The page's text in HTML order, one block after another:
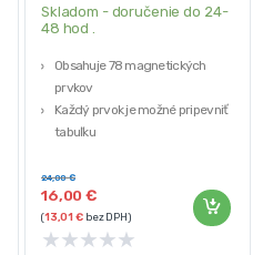
Skladom - doručenie do 24-
48 hod .
Obsahuje 78 magnetických
prvkov
Každý prvok je možné pripevniť na
tabuľku
špecifické
Sada obsahuje aj drevený telefón
Farba: modrá
16,00€
24,00€
(13,01€bez DPH)
★★★★★